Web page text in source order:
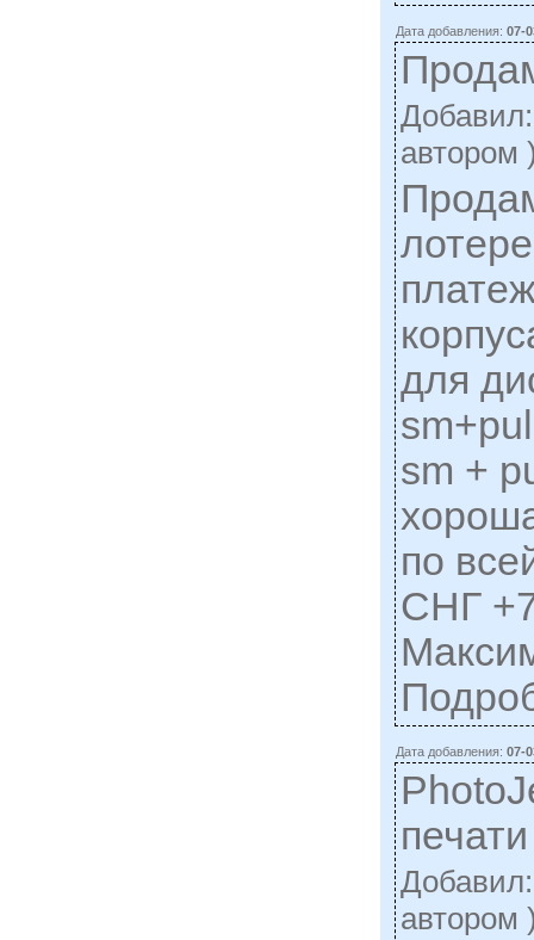
Дата добавления:07-
автором
для
sm +
по
СНГ
Дата добавления:07-
автором